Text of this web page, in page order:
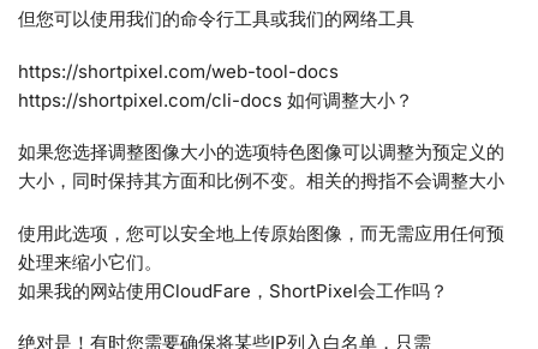
但您可以使用我们的命令行工具或我们的网络工具
https://shortpixel.com/web-tool-docs
https://shortpixel.com/cli-docs 如何调整大小？
如果您选择调整图像大小的选项特色图像可以调整为预定义的
大小，同时保持其方面和比例不变。相关的拇指不会调整大小
使用此选项，您可以安全地上传原始图像，而无需应用任何预
处理来缩小它们。
如果我的网站使用CloudFare，ShortPixel会工作吗？
绝对是！有时您需要确保将某些IP列入白名单，只需